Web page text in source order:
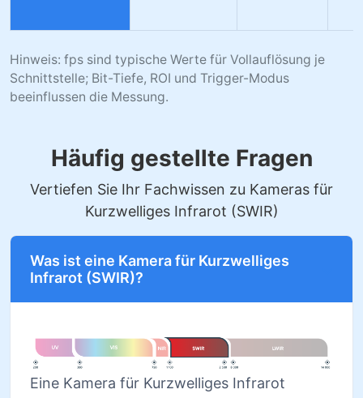
Hinweis: fps sind typische Werte für Vollauflösung je
Schnittstelle; Bit-Tiefe, ROI und Trigger-Modus
beeinflussen die Messung.
Häufig gestellte Fragen
Vertiefen Sie Ihr Fachwissen zu Kameras für
Kurzwelliges Infrarot (SWIR)
Was ist eine Kamera für Kurzwelliges
Infrarot (SWIR)?
Eine Kamera für Kurzwelliges Infrarot